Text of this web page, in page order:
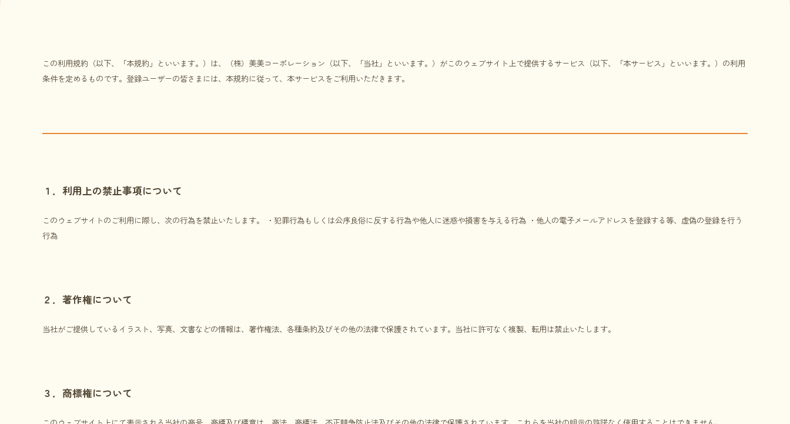
この利用規約（以下、「本規約」といいます。）は、（株）美美コーポレーション（以下、「当社」といいます。）がこのウェブサイト上で提供するサービス（以下、「本サービス」といいます。）の利用
条件を定めるものです。登録ユーザーの皆さまには、本規約に従って、本サービスをご利用いただきます。
１．利用上の禁止事項について
このウェブサイトのご利用に際し、次の行為を禁止いたします。 ・犯罪行為もしくは公序良俗に反する行為や他人に迷惑や損害を与える行為 ・他人の電子メールアドレスを登録する等、虚偽の登録を行う
行為
２．著作権について
当社がご提供しているイラスト、写真、文書などの情報は、著作権法、各種条約及びその他の法律で保護されています。当社に許可なく複製、転用は禁止いたします。
３．商標権について